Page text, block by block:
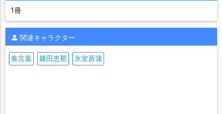
1冊
関連キャラクター
奏言葉 棘田恵那 氷室菖蒲